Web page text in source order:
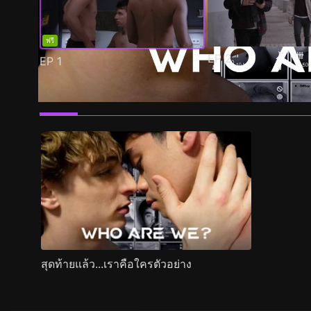
ฟรี
EP 1 EP2
รายละเอียด
สุดท้ายแล้ว...เราคือใครตัวอย่าง